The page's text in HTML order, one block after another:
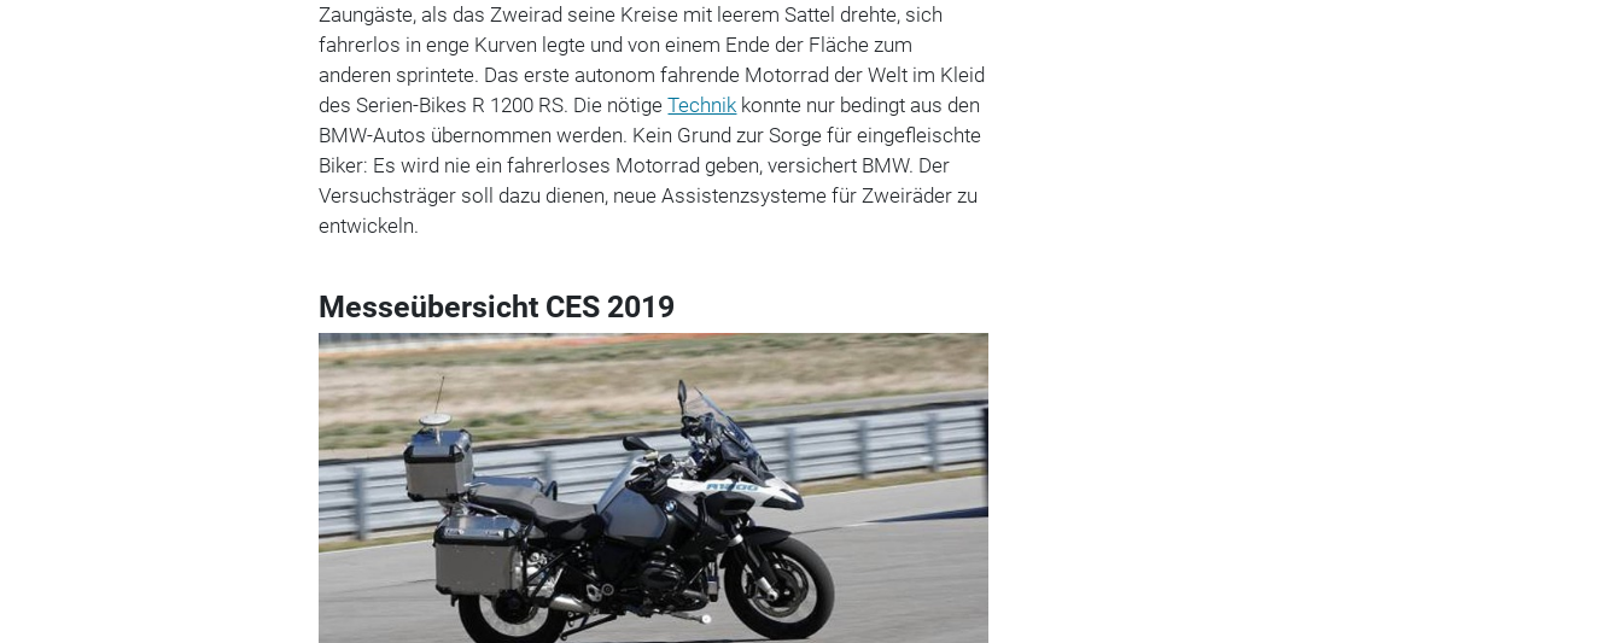
Zaungäste, als das Zweirad seine Kreise mit leerem Sattel drehte, sich
fahrerlos in enge Kurven legte und von einem Ende der Fläche zum
anderen sprintete. Das erste autonom fahrende Motorrad der Welt im Kleid
des Serien-Bikes R 1200 RS. Die nötigeTechnik konnte nur bedingt aus den
BMW-Autos übernommen werden. Kein Grund zur Sorge für eingefleischte
Biker: Es wird nie ein fahrerloses Motorrad geben, versichert BMW. Der
Versuchsträger soll dazu dienen, neue Assistenzsysteme für Zweiräder zu
entwickeln.
Messeübersicht CES 2019